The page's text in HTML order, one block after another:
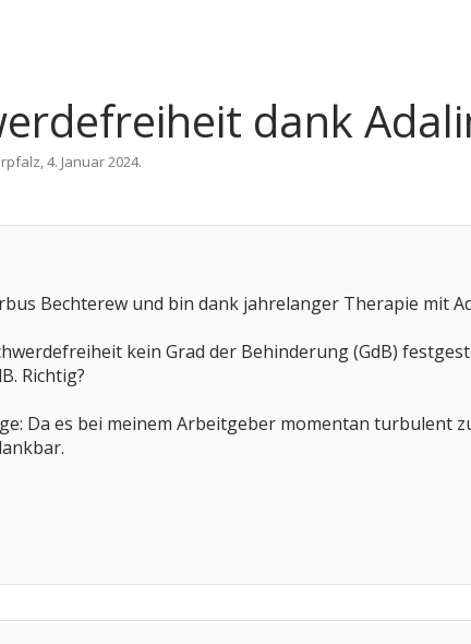
dank
,4. Januar 2024.
Bechterew und bin dank jahrelanger Therapie mit
kein Grad der Behinderung (GdB)
Richtig?
Da es bei meinem Arbeitgeber momentan turbulent